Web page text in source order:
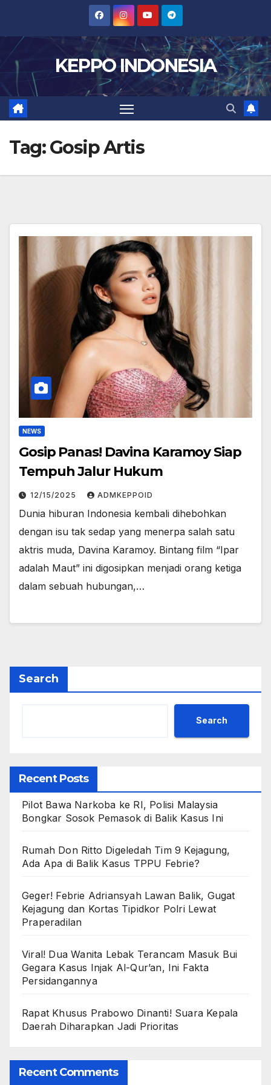
content
KEPPO INDONESIA
Tag:Gosip Artis
NEWS
Gosip Panas! Davina Karamoy Siap
Tempuh Jalur Hukum
12/15/2025 ADMKEPPOID
Dunia hiburan Indonesia kembali dihebohkan
dengan isu tak sedap yang menerpa salah satu
aktris muda, Davina Karamoy. Bintang film “Ipar
adalah Maut” ini digosipkan menjadi orang ketiga
dalam sebuah hubungan,…
Search
Search
Recent Posts
Pilot Bawa Narkoba ke RI, Polisi Malaysia
Bongkar Sosok Pemasok di Balik Kasus Ini
Rumah Don Ritto Digeledah Tim 9 Kejagung,
Ada Apa di Balik Kasus TPPU Febrie?
Geger! Febrie Adriansyah Lawan Balik, Gugat
Kejagung dan Kortas Tipidkor Polri Lewat
Praperadilan
Viral! Dua Wanita Lebak Terancam Masuk Bui
Gegara Kasus Injak Al-Qur’an, Ini Fakta
Persidangannya
Rapat Khusus Prabowo Dinanti! Suara Kepala
Daerah Diharapkan Jadi Prioritas
Recent Comments